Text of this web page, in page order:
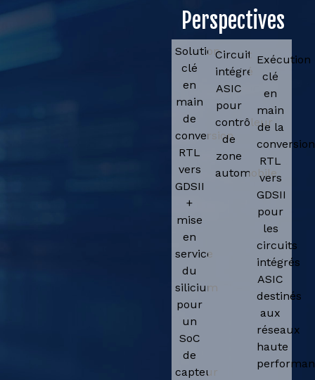
Perspectives
Solution
clé
en
main
de
conversion
RTL
vers
GDSII
+
mise
en
service
du
silicium
pour
un
SoC
de
capteur
Circuit
intégré
ASIC
pour
contrôleur
de
zone
automobile
Exécution
clé
en
main
de la
conversion
RTL
vers
GDSII
pour
les
circuits
intégrés
ASIC
destinés
aux
réseaux
haute